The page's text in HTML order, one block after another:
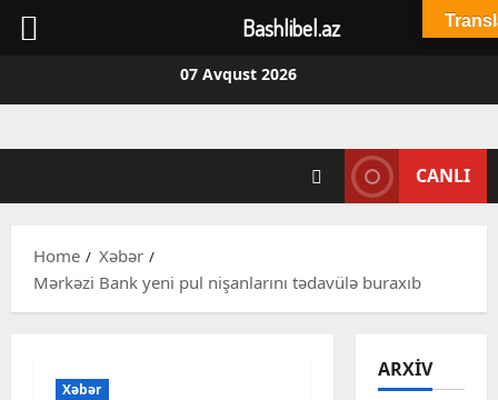
07 Avqust 2026
CANLI
Home
Xəbər
Mərkəzi Bank yeni pul nişanlarını tədavülə buraxıb
Xəbər
ARXIV
Bashlibel.az